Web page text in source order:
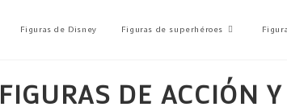
Figuras de Disney Figuras de superhéroes
FIGURAS DE ACCIÓN